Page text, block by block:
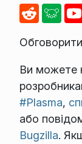
Ви можете
#Plasma,
або
Bugzilla.